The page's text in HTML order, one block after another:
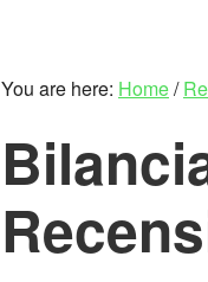
You are here: Home/